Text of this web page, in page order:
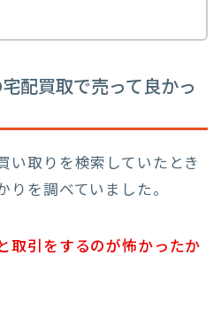
配買取で売って良かっ
い取りを検索していたとき
りを調べていました。
取引をするのが怖かったか